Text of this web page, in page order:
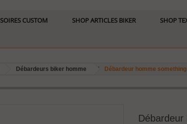
CUSTOM SHOP ARTICLES BIKER SHOP
Débardeurs biker homme Débardeur homme
Débardeur